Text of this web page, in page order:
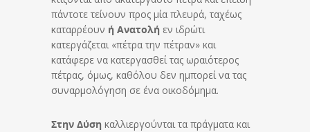
πάντοτε τείνουν προς μία πλευρά, ταχέως
καταρρέουν ή Ανατολή εν ιδρώτι
κατεργάζεται «πέτρα την πέτραν» και
κατάφερε να κατεργασθεί τας ωραιότερος
πέτρας, όμως, καθόλου δεν ημπορεί να τας
συναρμολόγηση σε ένα οικοδόμημα.
Στην Δύση καλλιεργούνται τα πράγματα και